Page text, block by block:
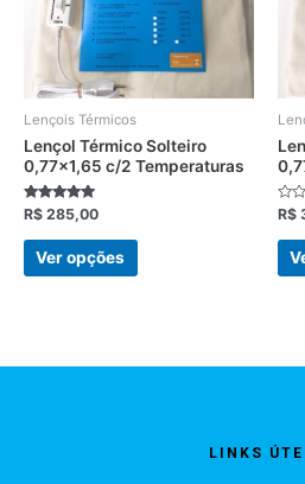
Lençois Térmicos
Lençol Térmico Solteiro
0,77×1,65 c/2 Temperaturas
Avaliação
5.00
de 5
R$ 285,00
Ver opções
As
opções
podem
na
página
de
R$
LINKS